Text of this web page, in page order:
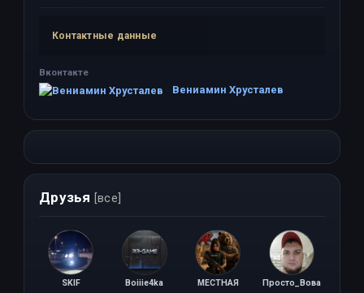
Контактные данные
Вконтакте
Вениамин Хрусталев
Друзья [все]
SKIF Boiiie4ka МЕСТНАЯ Просто_Вова